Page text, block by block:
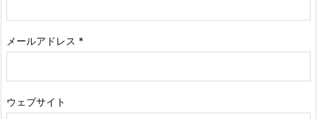
メールアドレス *
ウェブサイト